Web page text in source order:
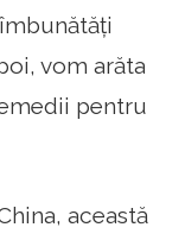
vom arăta
pentru
această